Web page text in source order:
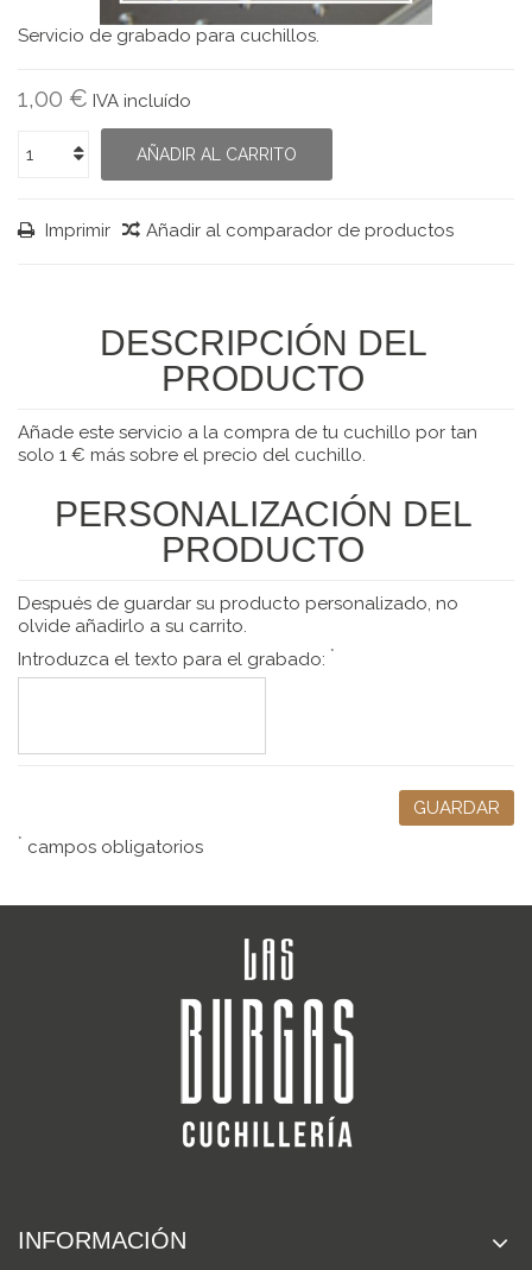
Servicio de grabado para cuchillos.
1,00 € IVA incluído
AÑADIR AL CARRITO
Imprimir Añadir al comparador de productos
DESCRIPCIÓN DEL
PRODUCTO
Añade este servicio a la compra de tu cuchillo por tan
solo 1 € más sobre el precio del cuchillo.
PERSONALIZACIÓN DEL
PRODUCTO
Después de guardar su producto personalizado, no
olvide añadirlo a su carrito.
Introduzca el texto para el grabado: *
GUARDAR
* campos obligatorios
INFORMACIÓN